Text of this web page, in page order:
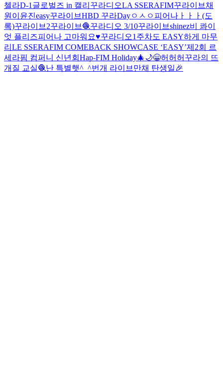
첼라D-1 글로벌즈 in 캘리 꾸라디오LA SSERAFIM꾸라이브 채
원이 윤진easy꾸라이브HBD 꾸라Dayㅇㅅㅇ 피어나ㅏㅏㅏ(도
록)꾸라이브2꾸라이브🧶꾸라디오 3/10꾸라이브shinez비 콰이
엇 플리즈피어나 고마워요♥️꾸라디오1주차도 EASY하게 마무
리 LE SSERAFIM COMEBACK SHOWCASE ‘EASY’제2회 르
세라핌 컴퍼니 신년회 Hap-FIM Holiday🎄🌙😁허허허 꾸라의 뜨
개질 교실🧶난 특별햇^_^번개 라이브 만채 탄생일🎉